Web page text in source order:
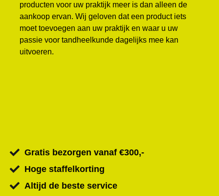
producten voor uw praktijk meer is dan alleen de
aankoop ervan. Wij geloven dat een product iets
moet toevoegen aan uw praktijk en waar u uw
passie voor tandheelkunde dagelijks mee kan
uitvoeren.
Gratis bezorgen vanaf €300,-
Hoge staffelkorting
Altijd de beste service